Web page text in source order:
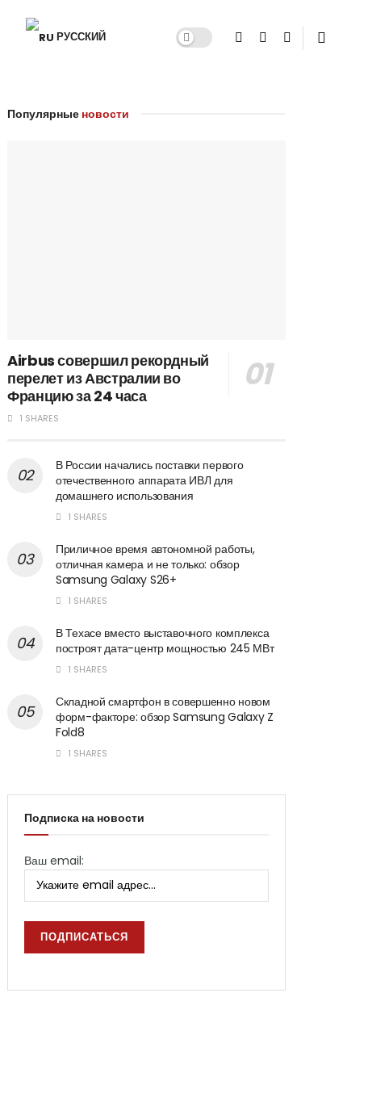
РУССКИЙ
Популярные новости
Airbus совершил рекордный
перелет из Австралии во
Францию за 24 часа
1 SHARES
В России начались поставки первого
отечественного аппарата ИВЛ для
домашнего использования
1 SHARES
Приличное время автономной работы,
отличная камера и не только: обзор
Samsung Galaxy S26+
1 SHARES
В Техасе вместо выставочного комплекса
построят дата-центр мощностью 245 МВт
1 SHARES
Складной смартфон в совершенно новом
форм-факторе: обзор Samsung Galaxy Z
Fold8
1 SHARES
Подписка на новости
Ваш email: